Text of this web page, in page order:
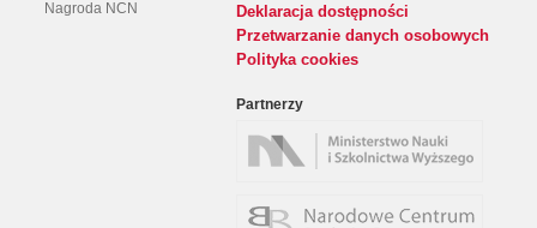
Nagroda NCN
Deklaracja dostępności
Przetwarzanie danych osobowych
Polityka cookies
Partnerzy